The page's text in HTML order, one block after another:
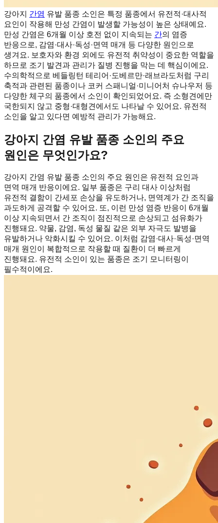
강아지 간염 유발 품종 소인은 특정 품종에서 유전적·대사적
요인이 작용해 만성 간염이 발생할 가능성이 높은 상태예요.
만성 간염은 6개월 이상 호전 없이 지속되는 간의 염증
반응으로, 감염·대사·독성·면역 매개 등 다양한 원인으로
생겨요. 보호자와 환경 외에도 유전적 취약성이 중요한 역할을
하므로 조기 발견과 관리가 질병 진행을 막는 데 핵심이에요.
수의학적으로 베들링턴 테리어·도베르만·래브라도처럼 구리
축적과 관련된 품종이나 코커 스패니얼·미니어처 슈나우저 등
다양한 체구의 품종에서 소인이 확인되었어요. 즉 소형견에만
국한되지 않고 중형·대형견에서도 나타날 수 있어요. 유전적
소인을 알고 있다면 예방적 관리가 가능해요.
강아지 간염 유발 품종 소인의 주요
원인은 무엇인가요?
강아지 간염 유발 품종 소인의 주요 원인은 유전적 요인과
면역 매개 반응이에요. 일부 품종은 구리 대사 이상처럼
유전적 결함이 간세포 손상을 유도하거나, 면역계가 간 조직을
과도하게 공격할 수 있어요. 또, 이런 만성 염증 반응이 6개월
이상 지속되면서 간 조직이 점진적으로 손상되고 섬유화가
진행돼요. 약물, 감염, 독성 물질 같은 외부 자극도 발병을
유발하거나 악화시킬 수 있어요. 이처럼 감염·대사·독성·면역
매개 원인이 복합적으로 작용할 때 질환이 더 빠르게
진행돼요. 유전적 소인이 있는 품종은 조기 모니터링이
필수적이에요.